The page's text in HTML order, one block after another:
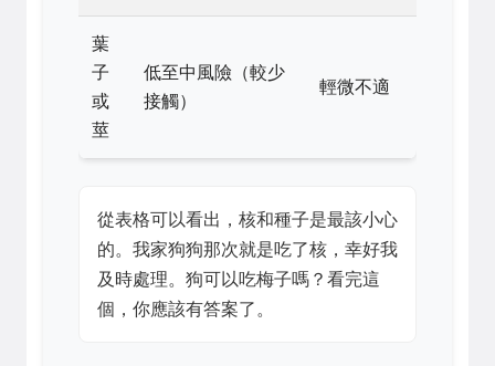
葉
子
或
莖
低至中風險（較少
接觸）
輕微不適
從表格可以看出，核和種子是最該小心
的。我家狗狗那次就是吃了核，幸好我
及時處理。狗可以吃梅子嗎？看完這
個，你應該有答案了。